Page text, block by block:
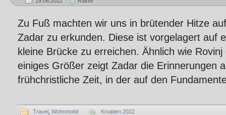
Zu Fuß machten wir uns in brütender Hitze
Zadar zu erkunden. Diese ist vorgelagert auf
kleine Brücke zu erreichen. Ähnlich wie
einiges Größer zeigt Zadar die Erinnerungen
frühchristliche Zeit, in der auf den
Travel Wohnmobil Kroatien 2022